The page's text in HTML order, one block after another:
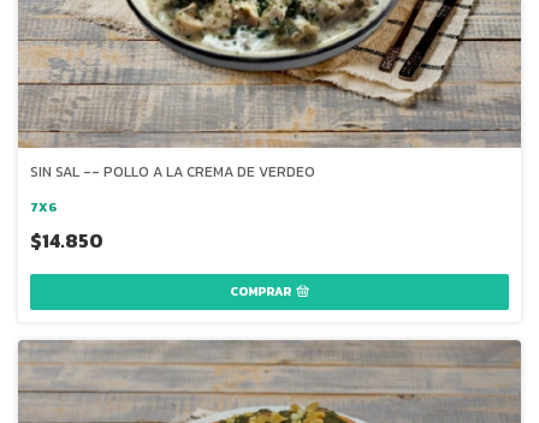
SIN SAL -- POLLO A LA CREMA DE VERDEO
7X6
$14.850
COMPRAR